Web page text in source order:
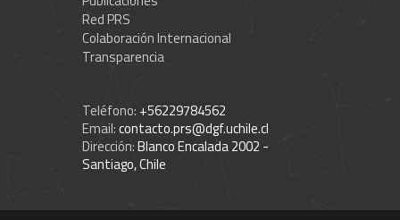
Red PRS
Colaboración Internacional
Transparencia
Teléfono: +56229784562
Email:contacto.prs@dgf.uchile.cl
Dirección:Blanco Encalada 2002 -
Santiago, Chile